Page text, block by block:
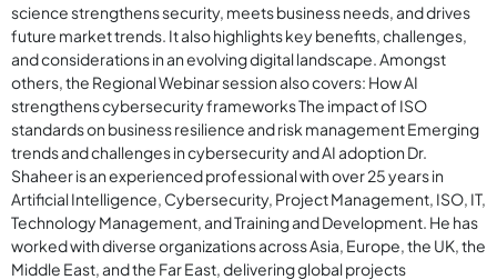
science strengthens security, meets business needs, and drives
future market trends. It also highlights key benefits, challenges,
and considerations in an evolving digital landscape. Amongst
others, the Regional Webinar session also covers: How AI
strengthens cybersecurity frameworks The impact of ISO
standards on business resilience and risk management Emerging
trends and challenges in cybersecurity and AI adoption Dr.
Shaheer is an experienced professional with over 25 years in
Artificial Intelligence, Cybersecurity, Project Management, ISO, IT,
Technology Management, and Training and Development. He has
worked with diverse organizations across Asia, Europe, the UK, the
Middle East, and the Far East, delivering global projects